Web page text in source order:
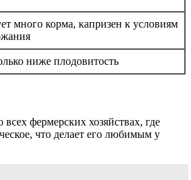
много корма, капризен к условиям
ниже плодовитость
фермерских хозяйствах, где
что делает его любимым у